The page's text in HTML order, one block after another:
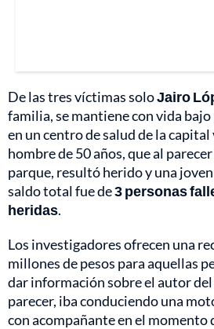
De las tres víctimas soloJairo
familia, se mantiene con vida
en un centro de salud de la
hombre de 50 años, que al
parque, resultó herido y una
saldo total fue de3 personas
heridas.
Los investigadores ofrecen una
millones de pesos para aquellas
dar información sobre el autor del
parecer, iba conduciendo una
con acompañante en el momento